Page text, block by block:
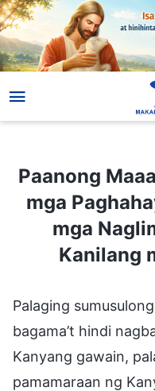
Paanong
mga
mga
Kanilang
Palaging
bagama’t hindi
Kanyang gawain,
pamamaraan ng